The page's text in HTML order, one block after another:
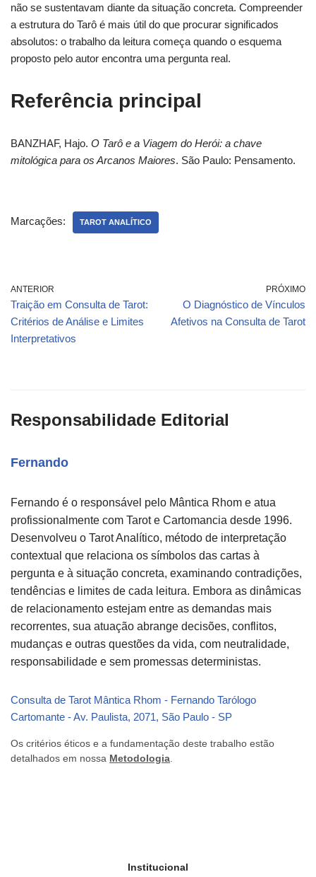
não se sustentavam diante da situação concreta. Compreender
a estrutura do Tarô é mais útil do que procurar significados
absolutos: o trabalho da leitura começa quando o esquema
proposto pelo autor encontra uma pergunta real.
Referência principal
BANZHAF, Hajo. O Tarô e a Viagem do Herói: a chave
mitológica para os Arcanos Maiores. São Paulo: Pensamento.
Marcações: TAROT ANALÍTICO
ANTERIOR
Traição em Consulta de Tarot:
Critérios de Análise e Limites
Interpretativos
PRÓXIMO
O Diagnóstico de Vínculos
Afetivos na Consulta de Tarot
Responsabilidade Editorial
Fernando
Fernando é o responsável pelo Mântica Rhom e atua
profissionalmente com Tarot e Cartomancia desde 1996.
Desenvolveu o Tarot Analítico, método de interpretação
contextual que relaciona os símbolos das cartas à
pergunta e à situação concreta, examinando contradições,
tendências e limites de cada leitura. Embora as dinâmicas
de relacionamento estejam entre as demandas mais
recorrentes, sua atuação abrange decisões, conflitos,
mudanças e outras questões da vida, com neutralidade,
responsabilidade e sem promessas deterministas.
Consulta de Tarot Mântica Rhom - Fernando Tarólogo
Cartomante - Av. Paulista, 2071, São Paulo - SP
Os critérios éticos e a fundamentação deste trabalho estão
detalhados em nossa Metodologia
Institucional